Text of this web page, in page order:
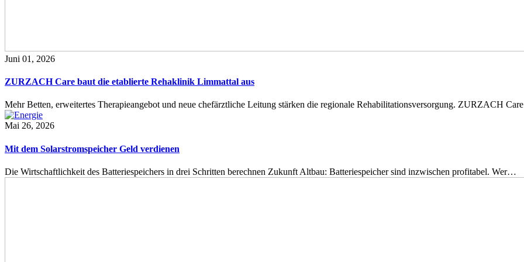
Juni 01, 2026
ZURZACH Care baut die etablierte Rehaklinik Limmattal aus
Mehr Betten, erweitertes Therapieangebot und neue chefärztliche Leitung stärken die regionale Rehabilitationsversorgung. ZURZACH
Mai 26, 2026
Mit dem Solarstromspeicher Geld verdienen
Die Wirtschaftlichkeit des Batteriespeichers in drei Schritten berechnen Zukunft Altbau: Batteriespeicher sind inzwischen profitabel. Wer…